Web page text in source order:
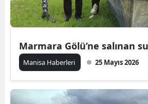
Marmara Gölü’ne salınan
Manisa Haberleri 25 Mayıs 2026